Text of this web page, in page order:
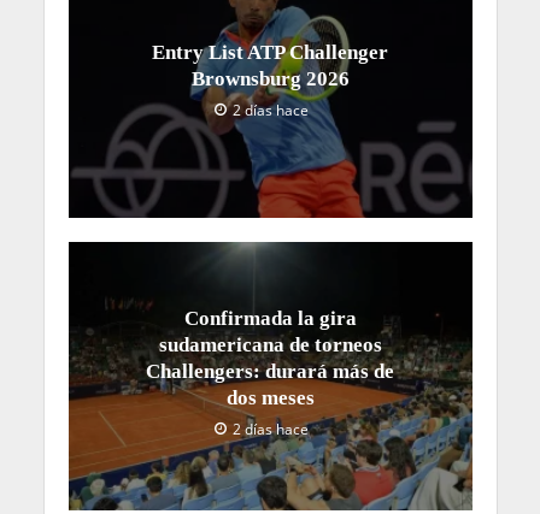
Entry List ATP Challenger
Brownsburg 2026
2 días hace
Confirmada la gira
sudamericana de torneos
Challengers: durará más de
dos meses
2 días hace